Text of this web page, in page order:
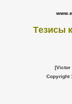
www. e
Tезисы
[Victor
Copyright